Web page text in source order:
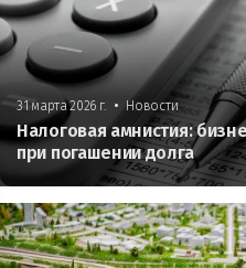
31 марта 2026 г. • Новости
Налоговая амнистия:
при погашении долга